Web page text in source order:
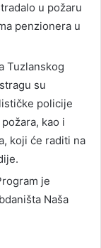
u požaru
penzionera u
Tuzlanskog
su
policije
kao i
koji će raditi na
je
Naša